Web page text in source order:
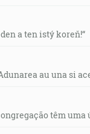
a ten istý koreň!“
au una si
têm